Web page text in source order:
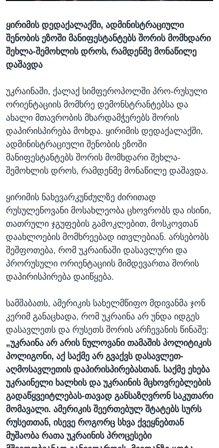
ᲯᲐᲜᲛᲠᲗᲔᲚᲝᲑᲐ
ᲛᲔᲪᲜᲘᲔᲠᲔᲑᲐ
ᲘᲜᲢᲔᲠᲕᲘᲣ
ᲒᲐᲚᲘᲚᲔᲝ
ᲓᲔᲖᲘᲜᲤᲝᲠᲛᲐᲪᲘᲐ
Learning English
ᲗᲕᲐᲚᲘ ᲒᲕᲐᲓᲔᲕᲜᲔᲗ
ენები
ყირიმის დედაქალაქში, ადმინისტრაციული
შენობის ეზოში მანიფესტანტებს შორის მომხდარი
შეხლა-შემოხლის დროს, რამდენმე მონაწილე
დაშავდა
უკრაინაში, ქალაქ სიმფეროპოლში პრო-რუსული
ორიენტაციის მომხრე დემონსტრანტებსა და
ახალი მთავრობის მხარდამჭერებს შორის
დაპირისპირება მოხდა. ყირიმის დედაქალაქში,
ადმინისტრაციული შენობის ეზოში
მანიფესტანტებს შორის მომხდარი შეხლა-
შემოხლის დროს, რამდენმე მონაწილე დაშავდა.
ყირიმის ნახევარკუნძულზე ძირითად
რუსულენოვანი მოსახლეობა ცხოვრობს და ისინი,
თათრული ჯგუფების გამოკლებით, მოსკოვთან
დაახლოების მომხრეებად ითვლებიან. არსებობს
შეშფოთება, რომ უკრაინაში დასავლური და
პრორუსული ორიენტაციის მიმდევართა შორის
დაპირისპირება დაიწყება.
სამშაბათს, ამერიკის სახელმწიფო მდივანმა ჯონ
კერიმ განაცხადა, რომ უკრაინა არ უნდა იდგეს
დასავლეთს და რუსეთს შორის არჩევანის წინაშე:
„უკრაინა არ არის ნულოვანი თამაშის პოლიტიკის
პოლიგონი, აქ საქმე არ გვაქვს დასავლეთ-
აღმოსავლეთის დაპირისპირებასთან. საქმე ეხება
უკრაინელი ხალხის და უკრაინის მცხოვრებლების
გადაწყვეიტლებას-თავად განსაზღვრონ საკუთარი
მომავალი. ამერიკის შეერთებულ შტატებს სურს
რუსეთთან, ისევე როგორც სხვა ქვეყნებთან
მუშაობა რათა უკრაინის პროცესები